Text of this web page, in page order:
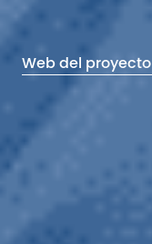
Web del proyecto